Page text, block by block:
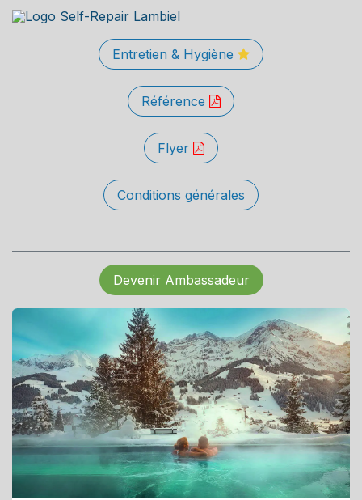
Entretien & Hygiène
Référence
Flyer
Conditions générales
Devenir Ambassadeur